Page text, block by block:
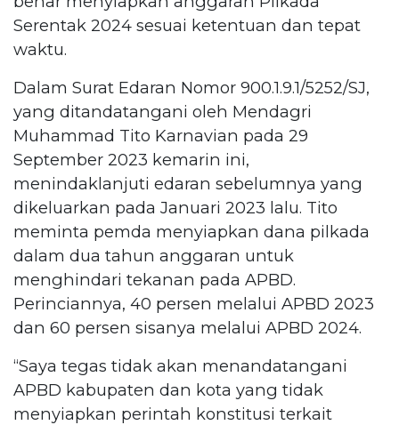
Serentak 2024 sesuai ketentuan dan tepat
waktu.
Dalam Surat Edaran Nomor 900.1.9.1/5252/SJ,
yang ditandatangani oleh Mendagri
Muhammad Tito Karnavian pada 29
September 2023 kemarin ini,
menindaklanjuti edaran sebelumnya yang
dikeluarkan pada Januari 2023 lalu. Tito
meminta pemda menyiapkan dana pilkada
dalam dua tahun anggaran untuk
menghindari tekanan pada APBD.
Perinciannya, 40 persen melalui APBD 2023
dan 60 persen sisanya melalui APBD 2024.
“Saya tegas tidak akan menandatangani
APBD kabupaten dan kota yang tidak
menyiapkan perintah konstitusi terkait